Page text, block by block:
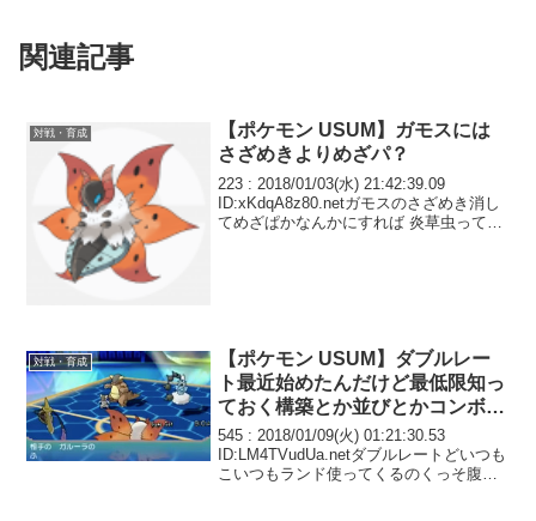
関連記事
対戦・育成
【ポケモン USUM】ガモスには
さざめきよりめざパ？
223 : 2018/01/03(水) 21:42:39.09
ID:xKdqA8z80.netガモスのさざめき消し
てめざぱかなんかにすれば 炎草虫ってみ
対戦・育成
【ポケモン USUM】ダブルレー
ト最近始めたんだけど最低限知っ
ておく構築とか並びとかコンボと
か教えて
545 : 2018/01/09(火) 01:21:30.53
ID:LM4TVudUa.netダブルレートどいつも
こいつもランド使ってくるのくっそ腹立